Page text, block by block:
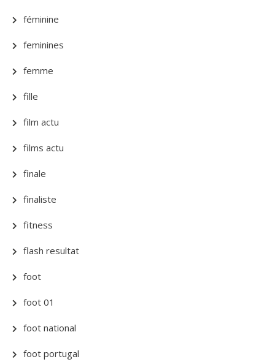
féminine
feminines
femme
fille
film actu
films actu
finale
finaliste
fitness
flash resultat
foot
foot 01
foot national
foot portugal